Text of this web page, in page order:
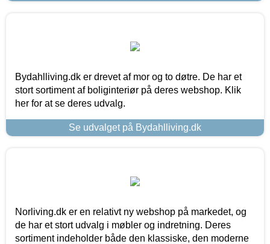
Bydahlliving.dk er drevet af mor og to døtre. De har et
stort sortiment af boliginteriør på deres webshop. Klik
her for at se deres udvalg.
Se udvalget på Bydahlliving.dk
Norliving.dk er en relativt ny webshop på markedet, og
de har et stort udvalg i møbler og indretning. Deres
sortiment indeholder både den klassiske, den moderne